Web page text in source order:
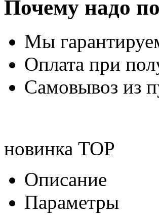
Почему надо
Мы
Оплата при
Самовывоз из
новинка TOP
Описание
Параметры